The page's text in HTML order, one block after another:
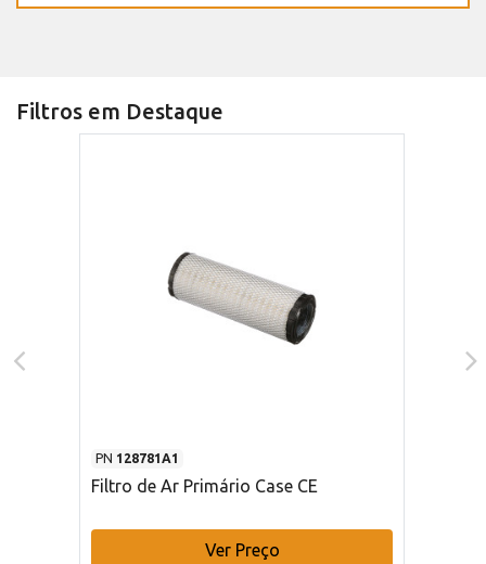
Filtros em Destaque
PN 128781A1
Filtro de Ar Primário Case CE
Ver Preço